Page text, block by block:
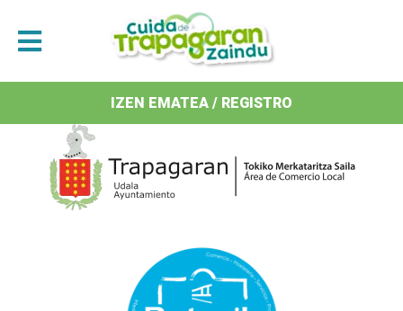
Antolatzaileak / Organizan
IZEN EMATEA / REGISTRO